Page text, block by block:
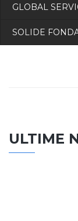
GLOBAL
SOLIDE
ULTIME